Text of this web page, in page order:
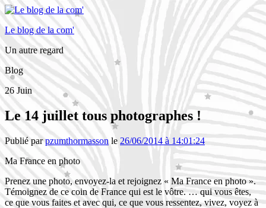
Le blog de la com'
Un autre regard
Blog
26 Juin
Le 14 juillet tous photographes !
Publié parpzumthormasson le 26/06/2014 à 14:01:24
Ma France en photo
Prenez une photo, envoyez-la et rejoignez « Ma France en photo ».
Témoignez de ce coin de France qui est le vôtre. … qui vous êtes,
ce que vous faites et avec qui, ce que vous ressentez, vivez, voyez à